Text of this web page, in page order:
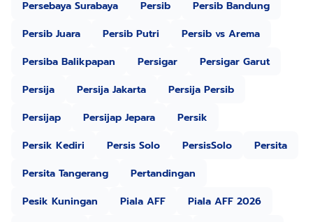
Persebaya Surabaya Persib
Persib Bandung
Persib Juara
Persib Putri
Persib vs Arema
Persiba Balikpapan
Persigar
Persigar Garut
Persija
Persija Jakarta
Persija Persib
Persijap
Persijap Jepara
Persik
Persik Kediri
Persis Solo PersisSolo
Persita
Persita Tangerang
Pertandingan
Pesik Kuningan
Piala AFF
Piala AFF 2026